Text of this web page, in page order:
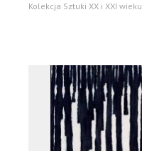
Kolekcja Sztuki XX i XXI wieku